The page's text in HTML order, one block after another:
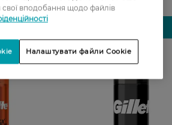
свої вподобання щодо файлів
Налаштувати файли Cookie